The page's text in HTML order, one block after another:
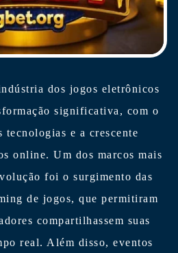
dos jogos eletrônicos
significativa, com o
tecnologias e a crescente
online. Um dos marcos mais
foi o surgimento das
de jogos, que permitiram
compartilhassem suas
real. Além disso, eventos